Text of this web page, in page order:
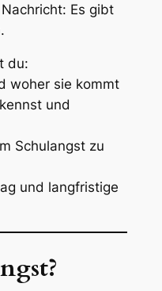
Es gibt
du:
woher sie kommt
und
Schulangst zu
und langfristige